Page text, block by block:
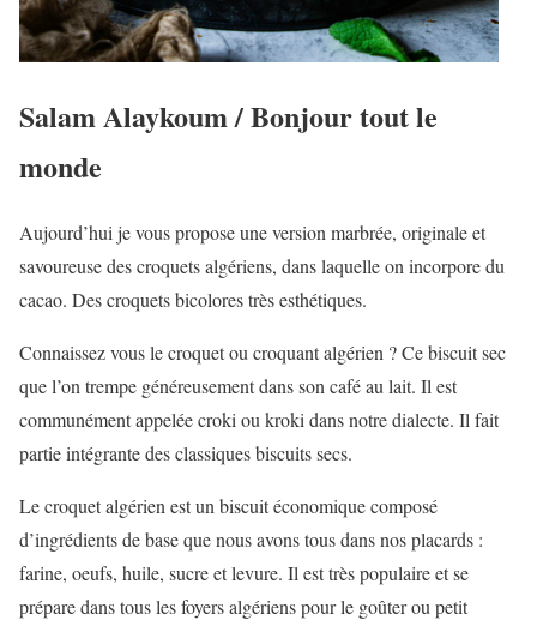
Salam Alaykoum / Bonjour tout le
monde
Aujourd’hui je vous propose une version marbrée, originale et
savoureuse des croquets algériens, dans laquelle on incorpore du
cacao. Des croquets bicolores très esthétiques.
Connaissez vous le croquet ou croquant algérien ? Ce biscuit sec
que l’on trempe généreusement dans son café au lait. Il est
communément appelée croki ou kroki dans notre dialecte. Il fait
partie intégrante des classiques biscuits secs.
Le croquet algérien est un biscuit économique composé
d’ingrédients de base que nous avons tous dans nos placards :
farine, oeufs, huile, sucre et levure. Il est très populaire et se
prépare dans tous les foyers algériens pour le goûter ou petit